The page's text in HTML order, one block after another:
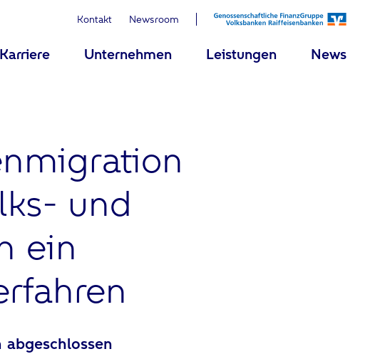
Karriere Unternehmen Leistungen News
Kontakt Newsroom
und
ein